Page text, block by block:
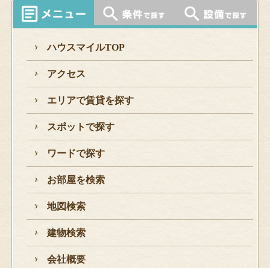
ハウスマイルTOP
アクセス
エリアで賃貸を探す
スポットで探す
ワードで探す
お部屋を検索
地図検索
建物検索
会社概要